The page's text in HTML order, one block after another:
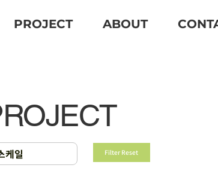
PROJECT ABOUT
Filter Reset